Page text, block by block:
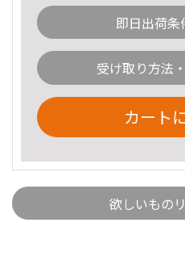
即日出荷条
受け取り方法
カート
欲しいもの